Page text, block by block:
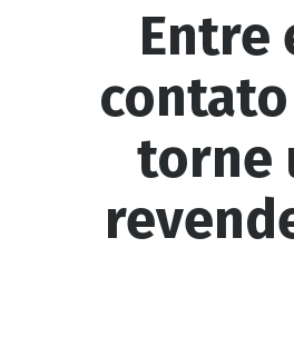
Entre
torne